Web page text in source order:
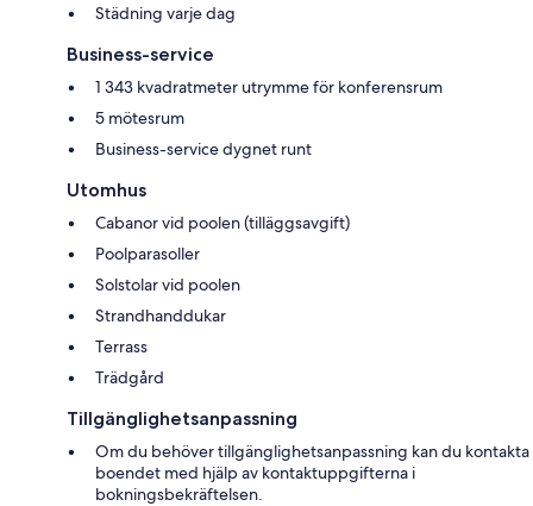
Städning varje dag
Business-service
1 343 kvadratmeter utrymme för konferensrum
5 mötesrum
Business-service dygnet runt
Utomhus
Cabanor vid poolen (tilläggsavgift)
Poolparasoller
Solstolar vid poolen
Strandhanddukar
Terrass
Trädgård
Tillgänglighetsanpassning
Om du behöver tillgänglighetsanpassning kan du kontakta
boendet med hjälp av kontaktuppgifterna i
bokningsbekräftelsen.